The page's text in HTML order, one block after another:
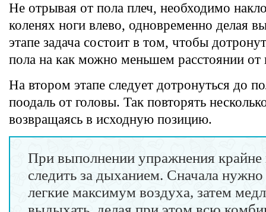
Не отрывая от пола плеч, необходимо
коленях ноги влево, одновременно делая
этапе задача состоит в том, чтобы
пола на как можно меньшем расстоянии от
На втором этапе следует дотронуться до
поодаль от головы. Так повторять
возвращаясь в исходную позицию.
При выполнении упражнения крайне
следить за дыханием. Сначала нужно
легкие максимум воздуха, затем